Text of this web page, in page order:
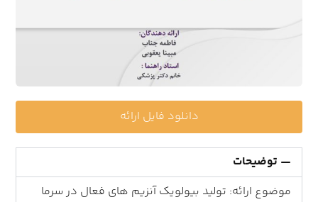
دانلود فایل ارائه
توضیحات
موضوع ارائه: تولید بیولویک آنزیم های فعال در سرما